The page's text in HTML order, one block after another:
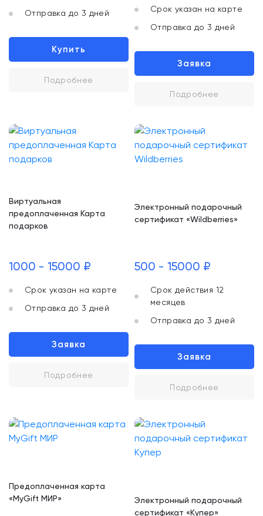
Отправка до 3 дней
Купить
Подробнее
Срок указан на карте
Отправка до 3 дней
Заявка
Подробнее
Виртуальная
предоплаченная Карта
подарков
1000 - 15000 ₽
Срок указан на карте
Отправка до 3 дней
Заявка
Подробнее
Электронный подарочный
сертификат «Wildberries»
500 - 15000 ₽
Срок действия 12
месяцев
Отправка до 3 дней
Заявка
Подробнее
Предоплаченная карта
«MyGift МИР»
Электронный подарочный
сертификат «Купер»